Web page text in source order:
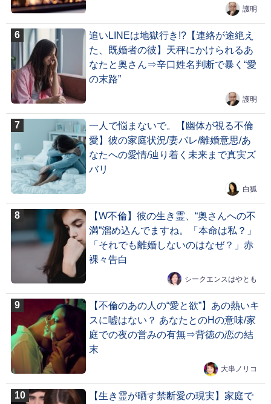
護明
追いLINEは地獄行き!?【連絡が途絶え
た、既婚者の彼】天秤にかけられるあ
なたと奥さん⇒辛口姓名判断で暴く“愛
の末路”
護明
一人で悩まないで。【幽体が視る不倫
愛】彼の家庭状況/妻バレ/離婚意思/あ
なたへの愛情/辿り着く未来まで真実ズ
バリ
白狐
【W不倫】彼の生き霊、“奥さんへの不
満”溜め込んでますね。「本命は私？」
「それでも離婚しないのはなぜ？」赤
裸々告白
シークエンスはやとも
【不倫のあの人の“愛と欲”】あの熱いキ
スに嘘はない？ あなたとのHの意味/家
庭での夜の営みの有無⇒背徳の恋の結
末
大串ノリコ
【生き霊が晒す禁断愛の現実】家庭で